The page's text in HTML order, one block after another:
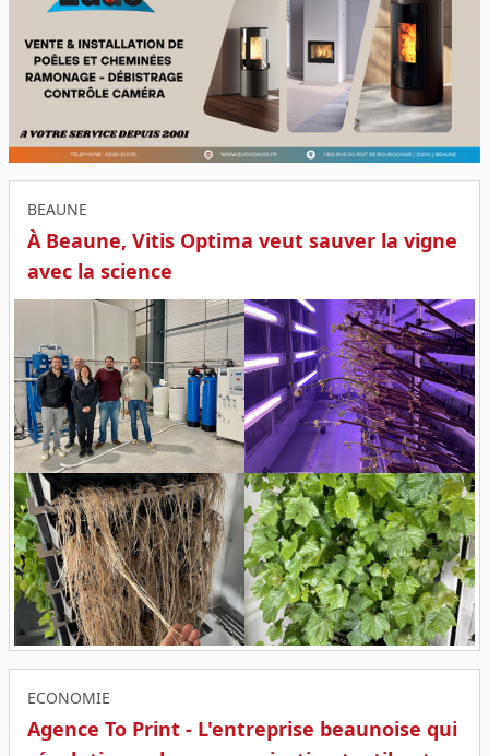
BEAUNE
À Beaune, Vitis Optima veut sauver la vigne
avec la science
ECONOMIE
Agence To Print - L'entreprise beaunoise qui